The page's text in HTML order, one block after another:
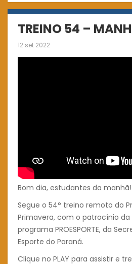
TREINO 54 –
12 set 2022
Bom dia, estudantes da manhã!
Segue o 54° treino remoto do
Primavera, com o patrocínio da
programa PROESPORTE, da
Esporte do Paraná.
Clique no PLAY para assistir e